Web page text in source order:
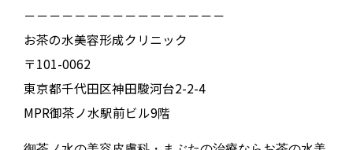
－－－－－－－－－－－－－－－－
お茶の水美容形成クリニック
〒101-0062
東京都千代田区神田駿河台2-2-4
MPR御茶ノ水駅前ビル9階